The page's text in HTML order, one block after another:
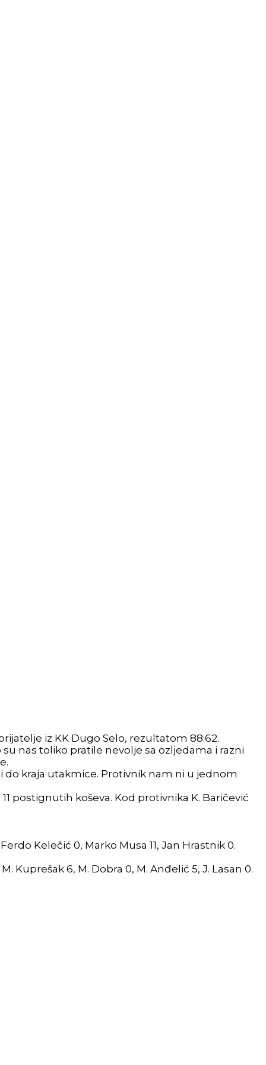
iz KK Dugo Selo, rezultatom 88:62.
nas toliko pratile nevolje sa ozljedama i razni
kraja utakmice. Protivnik nam ni u jednom
postignutih koševa. Kod protivnika K. Baričević
Kelečić 0, Marko Musa 11, Jan Hrastnik 0.
Kuprešak 6, M. Dobra 0, M. Anđelić 5, J. Lasan 0.